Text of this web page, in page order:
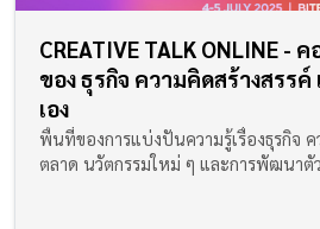
CREATIVE TALK ONLINE -
ของ ธุรกิจ ความคิดสร้างสรร
เอง
พื้นที่ของการแบ่งปันความรู้เรื่องธุรกิจ ค
ตลาด นวัตกรรมใหม่ ๆ และการพัฒนาตั